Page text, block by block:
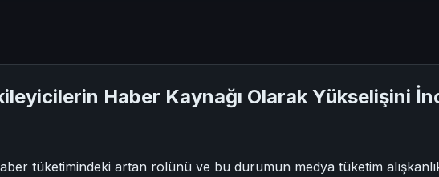
Haber Kaynağı Olarak Yükselişini
tüketimindeki artan rolünü ve bu durumun medya tüketim